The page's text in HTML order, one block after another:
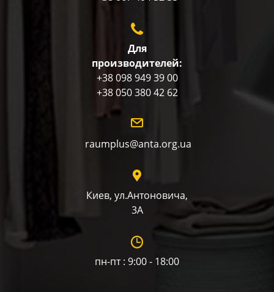
Для
производителей:
+38 098 949 39 00
+38 050 380 42 62
raumplus@anta.org.ua
Киев, ул.Антоновича,
3А
пн-пт : 9:00 - 18:00